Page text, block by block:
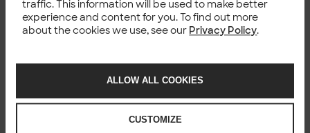
traffic. This information will be used to make better
experience and content for you. To find out more
about the cookies we use, see our Privacy Policy.
ALLOW ALL COOKIES
CUSTOMIZE